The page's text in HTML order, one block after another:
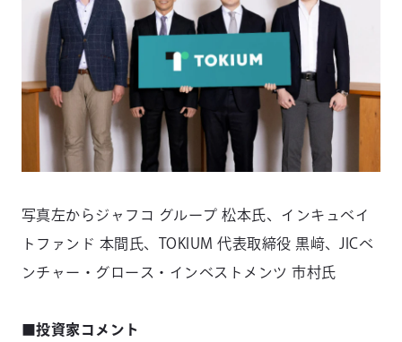
写真左からジャフコ グループ 松本氏、インキュベイ
トファンド 本間氏、TOKIUM 代表取締役 黒﨑、JICベ
ンチャー・グロース・インベストメンツ 市村氏
■投資家コメント